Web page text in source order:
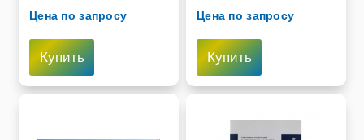
Цена по запросу
Купить
Цена по запросу
Купить